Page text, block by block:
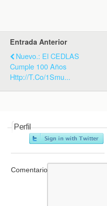
l
y
Entrada Anterior
Nuevo.: El CEDLAS
Cumple 100 Años
Http://t.co/1Smu...
Perfil
Comentario